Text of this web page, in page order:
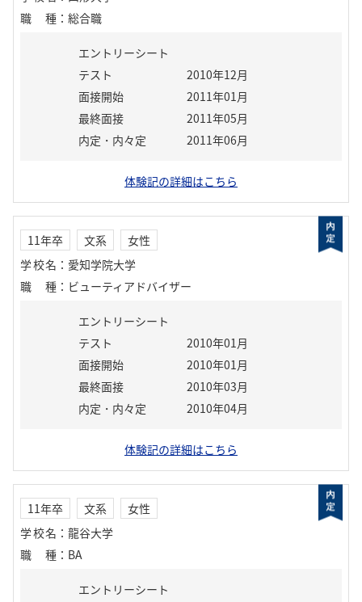
職種 ： 総合職
エントリーシート
テスト
2010年12月
面接開始
2011年01月
最終面接
2011年05月
内定・内々定
2011年06月
体験記の詳細はこちら
11年卒 文系
女性
学校名 ： 愛知学院大学
職種 ： ビューティアドバイザー
エントリーシート
テスト
2010年01月
面接開始
2010年01月
最終面接
2010年03月
内定・内々定
2010年04月
体験記の詳細はこちら
11年卒 文系
女性
学校名 ： 龍谷大学
職種 ： BA
エントリーシート